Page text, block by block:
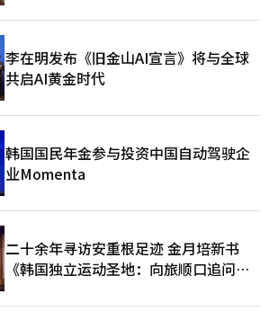
塞罗那地区经济的影响。 “我在巴塞
对城市复兴的力量。这可能是克服地方消亡
和高阳等8个地区的会议局建立了合作体
会议信息的合作平台。 ◆ 机场、港
社致力于利用地
际旅游枢纽
邱机场为试点，正在进行国际航线引进和旅
支持11条不定期国际航线，共356个航班，
数同比激增109%，约为6.2万人，大邱机场
路线35条，并挖掘了333个地方特色内容，
进行分发。公社还在努力通过邮轮和渡轮吸
渡轮公司代表
丽水为中心的新港口旅游协作体也正在新建。
第一轮得票率为郑候选人45.51%，金候选人
。 尽管第一轮得票率较低，宋议员认为
性，最终结果无法预判。他表示，即使自己在
的第二轮票也可能决定最终胜者，并且在剩
能会创造逆转的机会。 自2000年进入国会
阳地区连任五届，并于2010年当选仁川市
川首位六届议员。 进行采访的国会议员会
统担任国会议员时使用的空间。宋议员在通
了这个议员办公室。他在此强调自己是支持
适人选。 宋议员表示：“我有领导地方政府
年运营危机中的仁川一样，基于经验和政策
成功和民主党的总选胜利。” ※ 本报道
翻译与编辑。
相关人士将其视为未来美日协作干预的提
售到市场的情况下也能借到干预所需的美元。
时刻。由于日元和日本国债同时被抛售，出
象，贝森特部长开始考虑协作干预。《日本
位美国官员表示：“如果日本方面有请求，这
预。”然而，由于高市内阁解散，导致政治空
美国单独向金融机构询问汇率水平，表达了
查”，日元对美元汇率在五天内下降了约5日
协调是在贝森特部长5月单独访日，与片山财
的。 日元贬值对美国也产生负
造业的价格竞争力。更大的担忧是利率。在日
期利率一度升至近30年来的2.9%，而美国
达到5.2%，创下近19年来的最高水平。《日
日本的利率上升引发了美国国债市场的连锁
到警惕。即使日本为了筹集干预资金而大量抛
是一样。美联储的回购协议制度在支持日元防
李在明发布《旧金山AI宣言》将与全球
共启AI黄金时代
韩国国民年金参与投资中国自动驾驶企
业Momenta
二十余年寻访安重根足迹 金月培新书
《韩国独立运动圣地：向旅顺口追问历